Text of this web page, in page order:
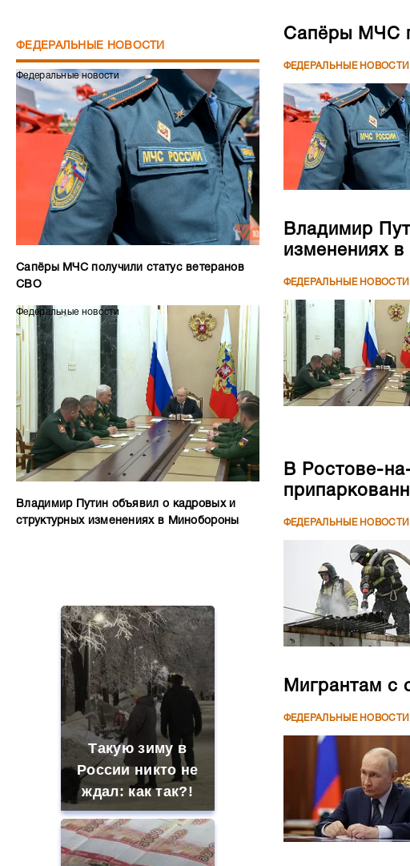
Сапёры МЧС получили статус ветеранов
Федеральные новости
Владимир Путин объявил о кадровых и
структурных изменениях в Минобороны
Такую зиму в
России никто не
ждал: как так?!
На Урале из казны
были украдены 18
Владимир
изменениях
ФЕДЕРАЛЬНЫЕ НОВОСТИ
В Ростове-
Мигрантам с
ФЕДЕРАЛЬНЫЕ НОВОСТИ
Еще один
поразили